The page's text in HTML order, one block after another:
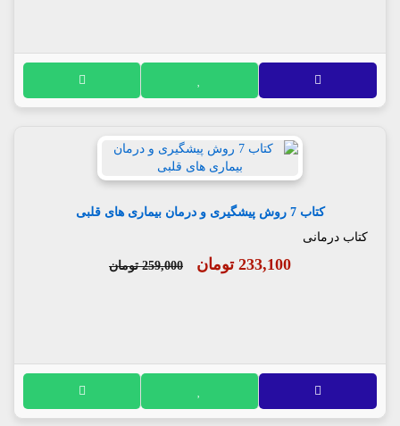
کتاب 7 روش پیشگیری و درمان بیماری های قلبی
کتاب درمانی
233,100 تومان 259,000 تومان